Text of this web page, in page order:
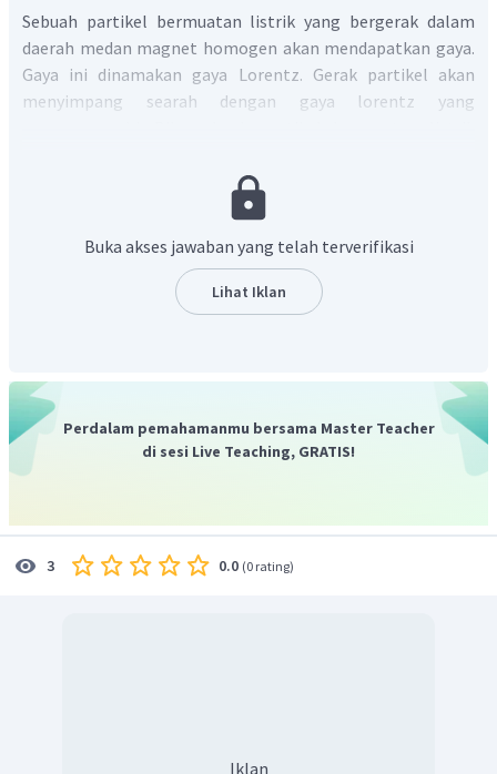
Sebuah partikel bermuatan listrik yang bergerak dalam
daerah medan magnet homogen akan mendapatkan gaya.
Gaya ini dinamakan gaya Lorentz. Gerak partikel akan
menyimpang searah dengan gaya lorentz yang
yang mempengaruhi selama geraknya, maka muatan akan
bergerak dengan lintasan berupa lingkaran. Gaya Lorentz
bergerak melingkar.
Aturan tangan kanan untuk menentukan arah gaya Lorentz
pada partikel bermuatan positip,yaitu arah medan
tepat adalah
Neutron = lintasan D
Proton = lintasan A
Positron = lintasan B
Sedangkan elektron bergerak berlawanan dengan
aturan tangan kanan untuk partikel positif, sehingga
elektron bergerak melengkung ke bawah. Dengan
Buka akses jawaban yang telah terverifikasi
Lihat Iklan
Perdalam pemahamanmu bersama Master Teacher
di sesi Live Teaching, GRATIS!
3 0.0 (0 rating)
Iklan